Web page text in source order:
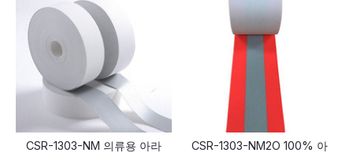
CSR-1303-NM 의류용 아라
CSR-1303-NM2O 100% 아